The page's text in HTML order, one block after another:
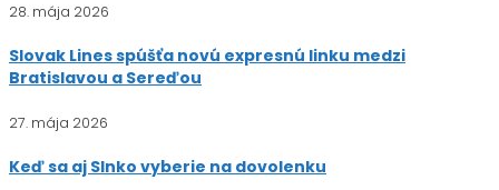
28. mája 2026
Slovak Lines spúšťa novú expresnú linku medzi
Bratislavou a Sereďou
27. mája 2026
Keď sa aj Slnko vyberie na dovolenku